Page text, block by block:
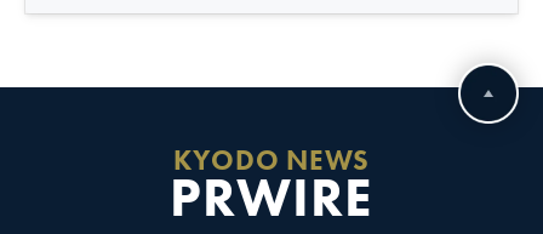
KYODO NEWS
PRWIRE